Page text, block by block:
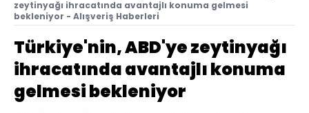
zeytinyağı ihracatında avantajlı konuma gelmesi
bekleniyor - Alışveriş Haberleri
Türkiye'nin, ABD'ye zeytinyağı
ihracatında avantajlı konuma
gelmesi bekleniyor